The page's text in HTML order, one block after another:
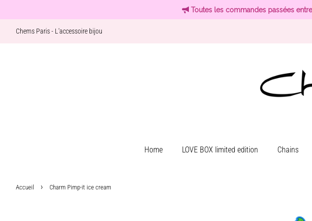
Toutes les commandes passées
Chems Paris - L'accessoire bijou
Home LOVE BOX limited edition Chains
Accueil › Charm Pimp-it ice cream